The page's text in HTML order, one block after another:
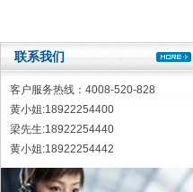
联系我们
客户服务热线：4008-520-828
黄小姐:18922254400
梁先生:18922254440
黄小姐:18922254442